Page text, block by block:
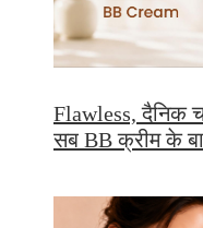
Flawless, दैनिक
सब BB क्रीम के